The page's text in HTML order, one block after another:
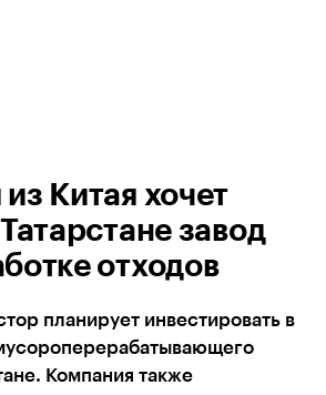
Китая хочет
завод
отходов
планирует инвестировать в
Компания также